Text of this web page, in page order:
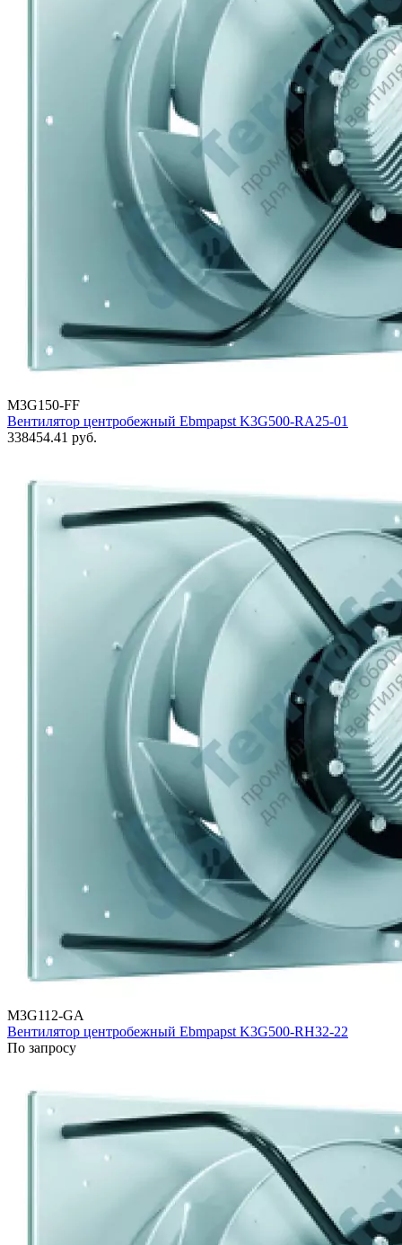
M3G150-FF
Вентилятор центробежный Ebmpapst K3G500-RA25-01
338454.41 руб.
M3G112-GA
Вентилятор центробежный Ebmpapst K3G500-RH32-22
По запросу